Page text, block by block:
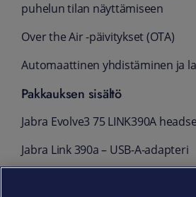
puhelun tilan näyttämiseen
Over the Air -päivitykset (OTA)
Automaattinen yhdistäminen ja
Pakkauksen sisältö
Jabra Evolve3 75 LINK390A
Jabra Link 390a – USB‑A-adapteri